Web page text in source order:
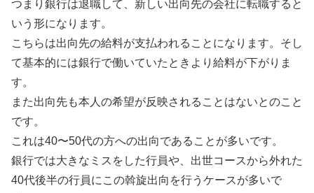
つまり銀行は退職して、新しい出向先の会社に転職すると
いう形になります。
こちらは出向先の給料が支払われることになります。そし
て基本的には銀行で働いていたときより給料が下がりま
す。
また出向先も本人の希望が反映されることはないとのこと
です。
これは40〜50代の方への出向であることが多いです。
銀行では大きなミスをした行員や、出世コースから外れた
40代後半の行員にこの斡旋出向を行うケースが多いで